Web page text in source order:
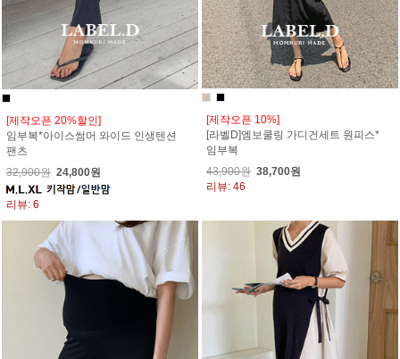
[제작오픈 20%할인]
임부복*아이스썸머 와이드 인생텐션
팬츠
32,900원 24,800원
리뷰: 6
[제작오픈 10%]
[라벨D]엠보쿨링 가디건세트 원피스*
임부복
43,900원 38,700원
리뷰: 46